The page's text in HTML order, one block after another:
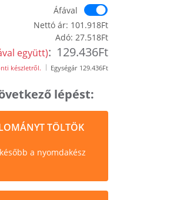
Áfával
Nettó ár: 101.918Ft
Adó: 27.518Ft
együtt): 129.436Ft
készletről. Egységár 129.436Ft
lépést:
TÖLTÖK
a nyomdakész